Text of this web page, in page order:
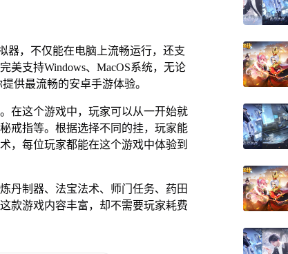
器，不仅能在电脑上流畅运行，还支
美支持Windows、MacOS系统，无论
供最流畅的安卓手游体验。
在这个游戏中，玩家可以从一开始就
戒指等。根据选择不同的挂，玩家能
，每位玩家都能在这个游戏中体验到
丹制器、法宝法术、师门任务、药田
款游戏内容丰富，却不需要玩家耗费